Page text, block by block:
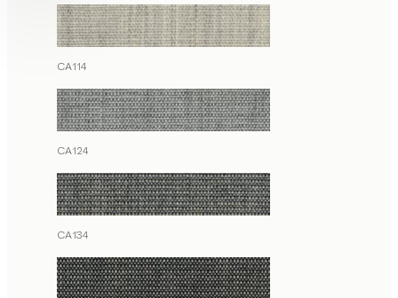
CA114
CA124
CA134